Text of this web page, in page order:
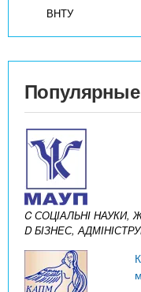
ВНТУ
C СОЦІАЛЬНІ НАУКИ,
D БІЗНЕС,